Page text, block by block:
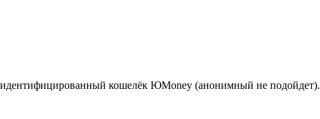
кошелёк ЮMoney (анонимный не подойдет).